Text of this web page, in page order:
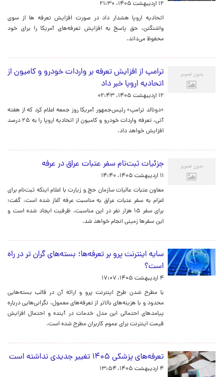
۱۲ اردیبهشت ۱۴۰۵، ۲۱:۳۰
اتحادیه اروپا هشدار داد در صورت افزایش تعرفه ها از سوی
واشنگتن، حق پاسخ به افزایش تعرفه‌های آمریکا را برای خود
محفوظ می‌داند.
ترامپ از افزایش تعرفه بر واردات خودرو و کامیون از
اتحادیه اروپا خبر داد
۱۲ اردیبهشت ۱۴۰۵، ۰۲:۴۳
«دونالد ترامپ» رئیس‌جمهور آمریکا روز جمعه اعلام کرد که از هفته
آتی، تعرفه واردات خودرو و کامیون از اتحادیه اروپا را به ۲۵ درصد
افزایش خواهد داد.
جزئیات ثبت‌نام سفر عتبات عراق در عرفه
۱۱ اردیبهشت ۱۴۰۵، ۱۴:۴۰
معاون عتبات عالیات سازمان حج و زیارت با اعلام اینکه ثبت‌نام برای
اعزام به سفر عتبات عراق به مناسبت عرفه آغاز شده است، گفت:
برای سفر ۱۵ هزار نفر در این مناسبت، ظرفیت ایجاد شده است و
این سفرها زمینی انجام خواهد شد.
سایه اینترنت پرو بر تعرفه‌ها؛ بسته‌های گران تر در راه
است؟
۴ اردیبهشت ۱۴۰۵، ۱۷:۰۷
با مطرح شدن طرح اینترنت پرو و ارائه آن در قالب بسته‌هایی
محدود و با هزینه‌های بالاتر از تعرفه‌های معمول، نگرانی‌هایی درباره
پیامدهای احتمالی این مدل خدمات در آینده و احتمال افزایش
قیمت اینترنت برای عموم کاربران مطرح شده است.
تعرفه‌‌های پزشکی ۱۴۰۵ تغییر جدیدی نداشته است
۴ اردیبهشت ۱۴۰۵، ۱۳:۵۴